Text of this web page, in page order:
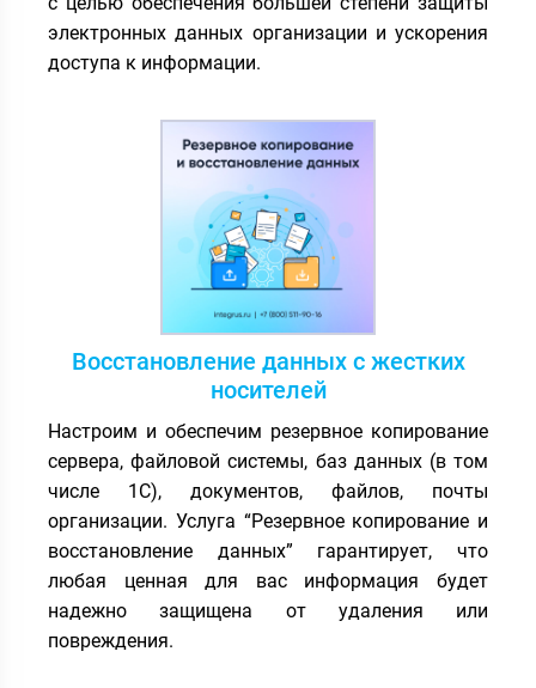
электронных данных организации и ускорения
доступа к информации.
Восстановление данных с жестких
носителей
Настроим и обеспечим резервное копирование
сервера, файловой системы, баз данных (в том
числе 1С), документов, файлов, почты
организации. Услуга “Резервное копирование и
восстановление данных” гарантирует, что
любая ценная для вас информация будет
надежно защищена от удаления или
повреждения.